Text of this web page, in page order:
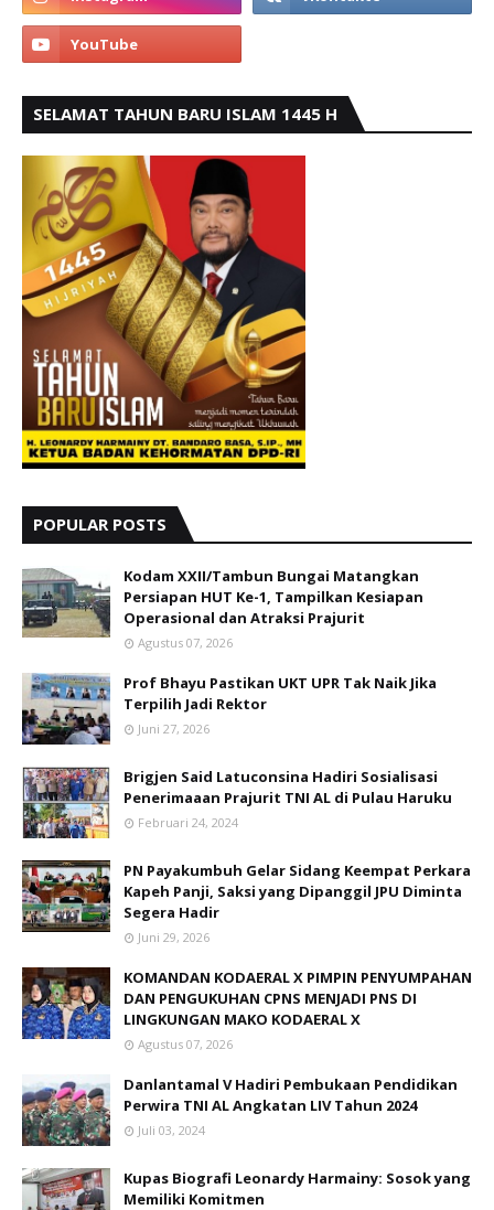
SELAMAT TAHUN BARU ISLAM 1445 H
POPULAR POSTS
Kodam XXII/Tambun Bungai Matangkan
Persiapan HUT Ke-1, Tampilkan Kesiapan
Operasional dan Atraksi Prajurit
Agustus 07, 2026
Prof Bhayu Pastikan UKT UPR Tak Naik Jika
Terpilih Jadi Rektor
Juni 27, 2026
Brigjen Said Latuconsina Hadiri Sosialisasi
Penerimaaan Prajurit TNI AL di Pulau Haruku
Februari 24, 2024
PN Payakumbuh Gelar Sidang Keempat Perkara
Kapeh Panji, Saksi yang Dipanggil JPU Diminta
Segera Hadir
Juni 29, 2026
KOMANDAN KODAERAL X PIMPIN PENYUMPAHAN
DAN PENGUKUHAN CPNS MENJADI PNS DI
LINGKUNGAN MAKO KODAERAL X
Agustus 07, 2026
Danlantamal V Hadiri Pembukaan Pendidikan
Perwira TNI AL Angkatan LIV Tahun 2024
Juli 03, 2024
Kupas Biografi Leonardy Harmainy: Sosok yang
Memiliki Komitmen